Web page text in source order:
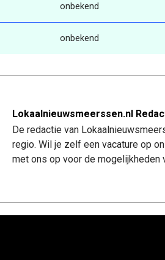
onbekend
onbekend
Lokaalnieuwsmeerssen.nl
De redactie van
regio. Wil je zelf een vacature op
met ons op voor de mogelijkheden